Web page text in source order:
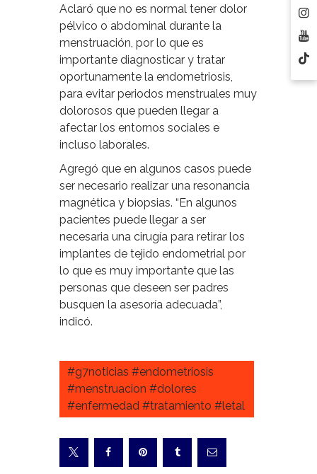
Aclaró que no es normal tener dolor
pélvico o abdominal durante la
menstruación, por lo que es
importante diagnosticar y tratar
oportunamente la endometriosis,
para evitar periodos menstruales muy
dolorosos que pueden llegar a
afectar los entornos sociales e
incluso laborales.
Agregó que en algunos casos puede
ser necesario realizar una resonancia
magnética y biopsias. “En algunos
pacientes puede llegar a ser
necesaria una cirugía para retirar los
implantes de tejido endometrial por
lo que es muy importante que las
personas que deseen ser padres
busquen la asesoría adecuada”,
indicó.
#g7noticias #endometriosis
#menstruacion #dolores
#enfermedad #tratamiento #letal